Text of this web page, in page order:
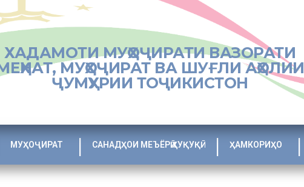
ХАДАМОТИ МУҲОҶИРАТИ ВАЗОРАТИ
МУҲОҶИРАТ ВА ШУҒЛИ АҲОЛИИ
ҶУМҲУРИИ ТОҶИКИСТОН
МУҲОҶИРАТ САНАДҲОИ МЕЪЁРӢ ҲУҚУҚӢ ҲАМКОРИҲО